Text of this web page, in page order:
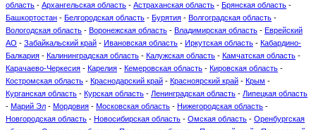
область - Архангельская область - Астраханская область - Брянская область -
Башкортостан - Белгородская область - Бурятия - Волгоградская область -
Вологодская область - Воронежская область - Владимирская область - Еврейский
АО - Забайкальский край - Ивановская область - Иркутская область - Кабардино-
Балкария - Калининградская область - Калужская область - Камчатская область -
Карачаево-Черкесия - Карелия - Кемеровская область - Кировская область -
Костромская область - Краснодарский край - Красноярский край - Крым -
Курганская область - Курская область - Ленинградская область - Липецкая область
- Марий Эл - Мордовия - Московская область - Нижегородская область -
Новгородская область - Новосибирская область - Омская область - Оренбургская